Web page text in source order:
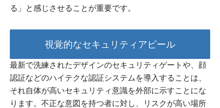
る」と感じさせることが重要です。
視覚的なセキュリティアピール
最新で洗練されたデザインのセキュリティゲートや、顔
認証などのハイテクな認証システムを導入することは、
それ自体が高いセキュリティ意識を外部に示すことにな
ります。不正な意図を持つ者に対し、リスクが高い場所